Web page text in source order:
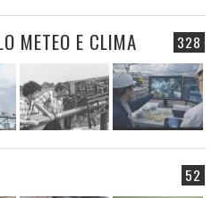
328
METEO E CLIMA
52